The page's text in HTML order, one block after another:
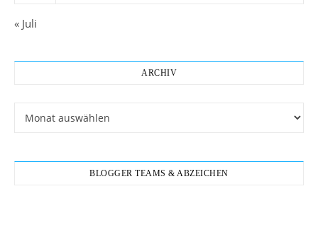
« Juli
ARCHIV
BLOGGER TEAMS & ABZEICHEN